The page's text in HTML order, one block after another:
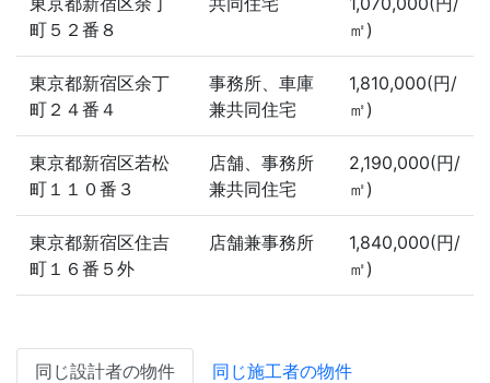
町５２番８
㎡)
東京都新宿区余丁
町２４番４
事務所、車庫
兼共同住宅
1,810,000(円/
㎡)
東京都新宿区若松
町１１０番３
店舗、事務所
兼共同住宅
2,190,000(円/
㎡)
東京都新宿区住吉
町１６番５外
店舗兼事務所
1,840,000(円/
㎡)
同じ設計者の物件 同じ施工者の物件